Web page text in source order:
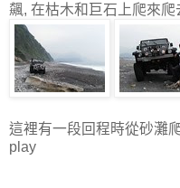
飆, 在枯木和巨石上爬來
這裡有一段回程時從砂灘
play